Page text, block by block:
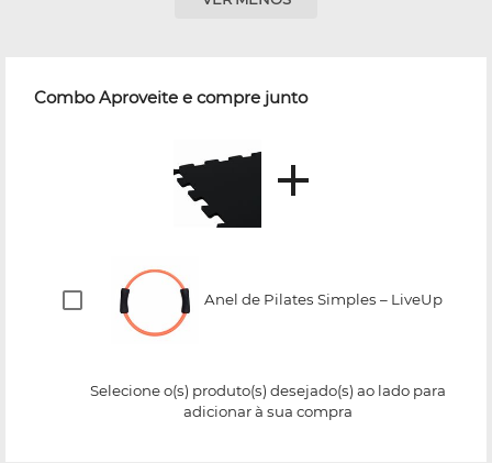
Combo Aproveite e compre junto
Anel de Pilates Simples – LiveUp
Selecione o(s) produto(s) desejado(s) ao lado para
adicionar à sua compra